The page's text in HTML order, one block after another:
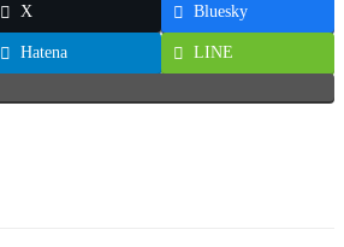
X
Bluesky
Hatena
LINE